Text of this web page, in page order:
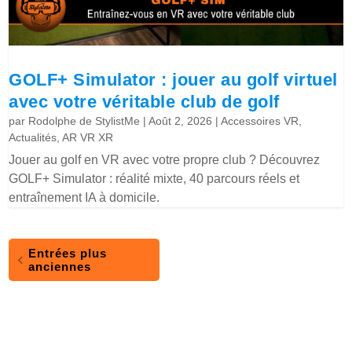
GOLF+ Simulator : jouer au golf virtuel
avec votre véritable club de golf
par Rodolphe de StylistMe |Août 2, 2026 |Accessoires VR,
Actualités,AR VR XR
Jouer au golf en VR avec votre propre club ? Découvrez
GOLF+ Simulator : réalité mixte, 40 parcours réels et
entraînement IA à domicile.
Entrées plus
anciennes